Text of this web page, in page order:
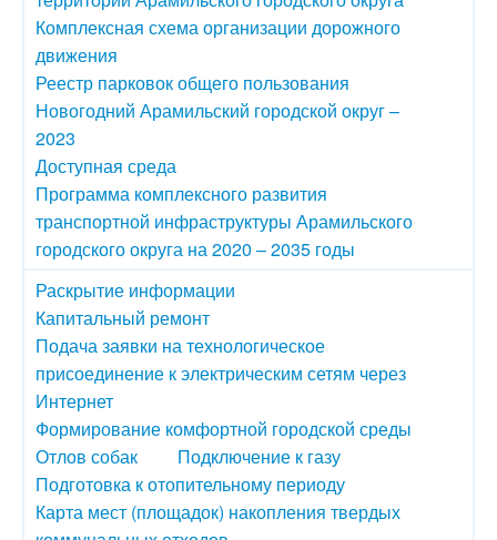
Комплексная схема организации дорожного
движения
Реестр парковок общего пользования
Новогодний Арамильский городской округ –
2023
Доступная среда
Программа комплексного развития
транспортной инфраструктуры Арамильского
городского округа на 2020 – 2035 годы
Раскрытие информации
Капитальный ремонт
Подача заявки на технологическое
присоединение к электрическим сетям через
Интернет
Формирование комфортной городской среды
Отлов собак
Подключение к газу
Подготовка к отопительному периоду
Карта мест (площадок) накопления твердых